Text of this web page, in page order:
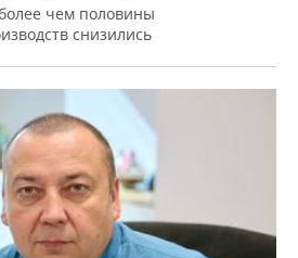
чем половины
снизились